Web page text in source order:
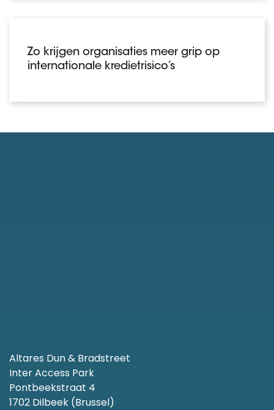
Zo krijgen organisaties meer grip op
internationale kredietrisico’s
Altares Dun & Bradstreet
Inter Access Park
Pontbeekstraat 4
1702 Dilbeek (Brussel)